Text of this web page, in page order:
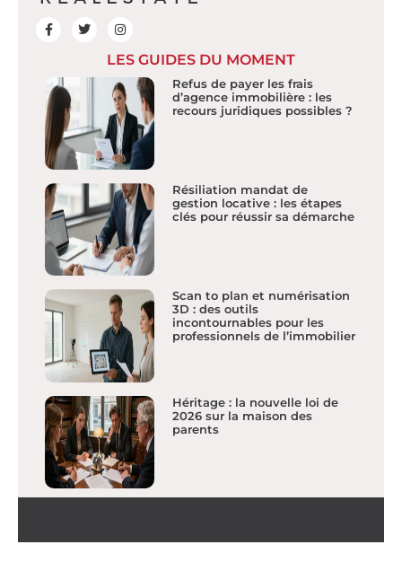
LES GUIDES DU MOMENT
Refus de payer les frais
d’agence immobilière : les
recours juridiques possibles ?
Résiliation mandat de
gestion locative : les étapes
clés pour réussir sa démarche
Scan to plan et numérisation
3D : des outils
incontournables pour les
professionnels de l’immobilier
Héritage : la nouvelle loi de
2026 sur la maison des
parents